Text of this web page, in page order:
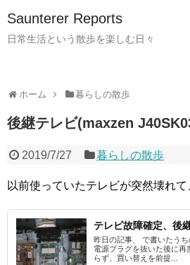
Saunterer Reports
日常生活という散歩を楽しむ日々
ホーム 暮らしの散歩
後継テレビ(maxzen
2019/7/27 暮らしの散歩
以前使っていたテレビが突然壊れて
テレビ故障確定、後
昨日の記事、 で書いたう
電源プラグを抜いた後に
らず、買い替えを前提...